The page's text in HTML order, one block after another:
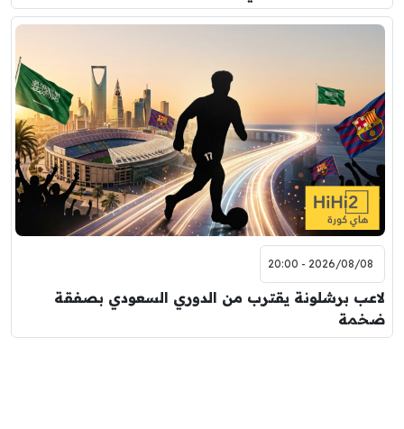
2026/08/08 - 20:00
لاعب برشلونة يقترب من الدوري السعودي بصفقة
ضخمة